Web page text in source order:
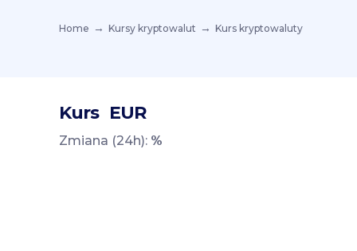
Home Kursy kryptowalut Kurs kryptowaluty
Kurs EUR
Zmiana (24h): %